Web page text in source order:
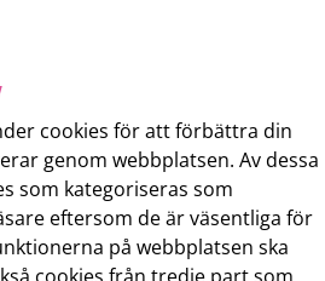
cookies för att förbättra din
genom webbplatsen. Av dessa
som kategoriseras som
eftersom de är väsentliga för
på webbplatsen ska